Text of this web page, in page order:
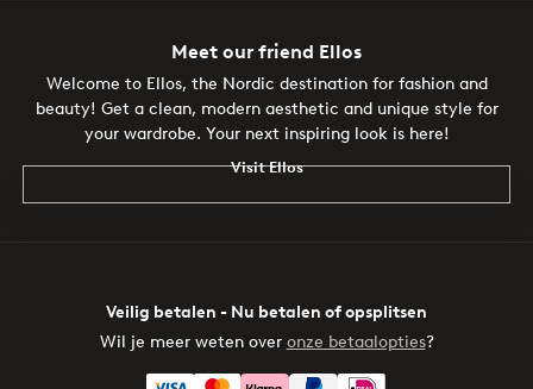
Meet our friend Ellos
Welcome to Ellos, the Nordic destination for fashion and
beauty! Get a clean, modern aesthetic and unique style for
your wardrobe. Your next inspiring look is here!
Visit Ellos
Veilig betalen - Nu betalen of opsplitsen
Wil je meer weten over onze betaalopties?